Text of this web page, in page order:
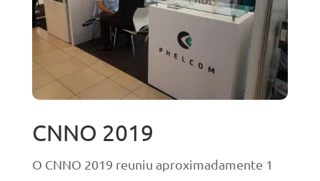
CNNO 2019
O CNNO 2019 reuniu aproximadamente 1